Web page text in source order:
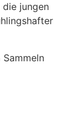
die jungen